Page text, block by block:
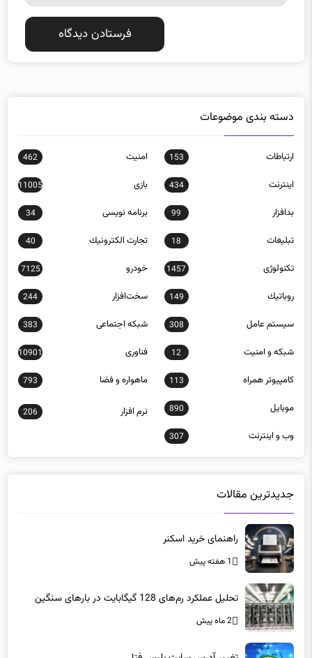
دسته بندی موضوعات
ارتباطات 153 امنيت 462
اينترنت 434 بازی 11005
بدافزار 99 برنامه نويسی 34
تبلیغات 18 تجارت الكترونيك 40
تکنولوژی 1457 خودرو 7125
روباتيك 149 سخت‌افزار 244
سيستم عامل 308 شبكه اجتماعی 383
شبكه و امنيت 12 فناوری 10901
كامپيوتر همراه 113 ماهواره و فضا 793
موبايل 890 نرم افزار 206
وب و اينترنت 307
جدیدترین مقالات
راهنمای خرید اسکنر
1 هفته پیش
تحلیل عملکرد رم‌های 128 گیگابایت در بارهای سنگین
2 ماه پیش